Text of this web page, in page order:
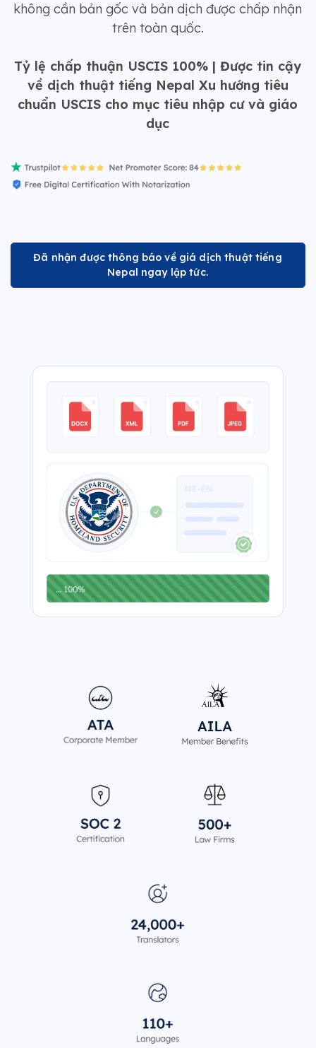
không cần bản gốc và bản dịch được chấp nhận
trên toàn quốc.
Tỷ lệ chấp thuận USCIS 100% | Được tin cậy
về dịch thuật tiếng Nepal Xu hướng tiêu
chuẩn USCIS cho mục tiêu nhập cư và giáo
dục
Đã nhận được thông báo về giá dịch thuật tiếng
Nepal ngay lập tức.